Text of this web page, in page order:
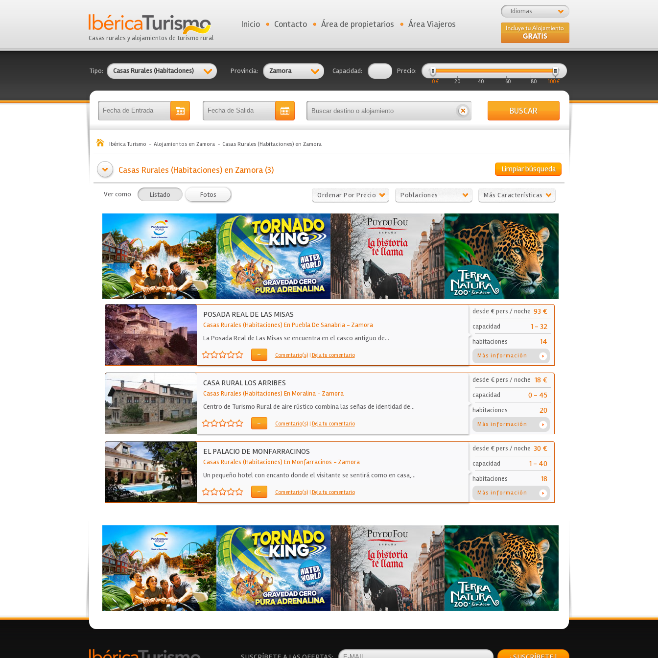
Casas rurales y alojamientos de turismo rural
Idiomas
Inicio Contacto Área de propietarios Área Viajeros
Tipo: Casas Rurales (Habitaciones) Provincia: Zamora Capacidad: Precio:
0 € 20 40 60 80 100 €
BUSCAR
Ibérica Turismo Alojamientos en Zamora Casas Rurales (Habitaciones) en Zamora
Limpiar búsqueda
Casas Rurales (Habitaciones) en Zamora (3)
Ver como Listado Fotos Ordenar Por Precio Poblaciones Más Características
POSADA REAL DE LAS MISAS
Casas Rurales (Habitaciones) En Puebla De Sanabria- Zamora
La Posada Real de Las Misas se encuentra en el casco antiguo de…
- Comentario(s) | Deja tu comentario
desde € pers / noche 93 €
capacidad 1 - 32
habitaciones 14
Más información
CASA RURAL LOS ARRIBES
Casas Rurales (Habitaciones) En Moralina- Zamora
Centro de Turismo Rural de aire rústico combina las señas de identidad de…
- Comentario(s) | Deja tu comentario
desde € pers / noche 18 €
capacidad 0 - 45
habitaciones 20
Más información
EL PALACIO DE MONFARRACINOS
Casas Rurales (Habitaciones) En Monfarracinos - Zamora
Un pequeño hotel con encanto donde el visitante se sentirá como en casa,…
- Comentario(s) | Deja tu comentario
desde € pers / noche 30 €
capacidad 1 - 40
habitaciones 18
Más información